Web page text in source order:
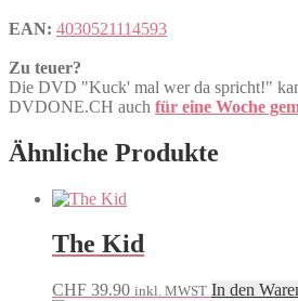
EAN: 4030521114593
Zu teuer?
Die DVD "Kuck' mal wer da spricht!"
DVDONE.CH auch für eine Woche
Ähnliche Produkte
The Kid
CHF 39.90 inkl. MWST In den